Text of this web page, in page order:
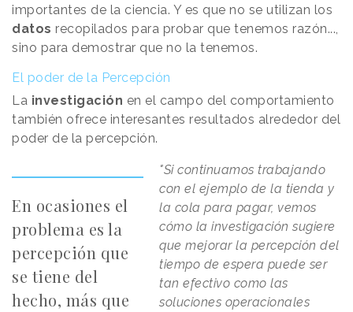
importantes de la ciencia. Y es que no se utilizan los
datos recopilados para probar que tenemos razón...,
sino para demostrar que no la tenemos.
El poder de la Percepción
La investigación en el campo del comportamiento
también ofrece interesantes resultados alrededor del
poder de la percepción.
En ocasiones el
problema es la
percepción que
se tiene del
hecho, más que
"Si continuamos trabajando
con el ejemplo de la tienda y
la cola para pagar, vemos
cómo la investigación sugiere
que mejorar la percepción del
tiempo de espera puede ser
tan efectivo como las
soluciones operacionales